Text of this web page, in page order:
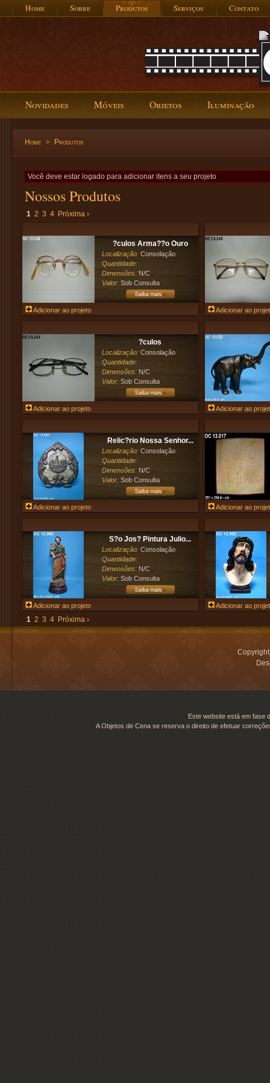
Home Sobre Produtos Serviços Contato
Novidades Móveis Objetos Iluminação
Home Produtos
Você deve estar logado para adicionar itens a seu projeto
Nossos Produtos
1 2 3 4 Próxima ›
?culos Arma??o Ouro
Localização: Consolação
Quantidade:
Dimensões: N/C
Valor: Sob Consulta
Adicionar ao projeto Adicionar ao
?culos
Localização: Consolação
Quantidade:
Dimensões: N/C
Valor: Sob Consulta
Adicionar ao projeto Adicionar ao
Relic?rio Nossa Senhor...
Localização: Consolação
Quantidade:
Dimensões: N/C
Valor: Sob Consulta
Adicionar ao projeto Adicionar ao
S?o Jos? Pintura Julio...
Localização: Consolação
Quantidade:
Dimensões: N/C
Valor: Sob Consulta
Adicionar ao projeto Adicionar ao
1 2 3 4 Próxima ›
Este website está em fase
A Objetos de Cena se reserva o direito de efetuar